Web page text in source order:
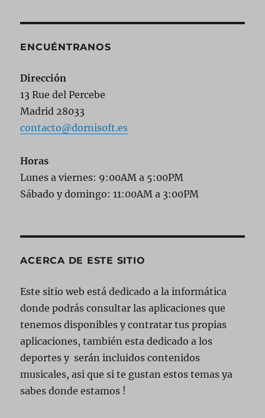
ENCUÉNTRANOS
Dirección
13 Rue del Percebe
Madrid 28033
contacto@dornisoft.es
Horas
Lunes a viernes: 9:00AM a 5:00PM
Sábado y domingo: 11:00AM a 3:00PM
ACERCA DE ESTE SITIO
Este sitio web está dedicado a la informática
donde podrás consultar las aplicaciones que
tenemos disponibles y contratar tus propias
aplicaciones, también esta dedicado a los
deportes y serán incluidos contenidos
musicales, asi que si te gustan estos temas ya
sabes donde estamos !